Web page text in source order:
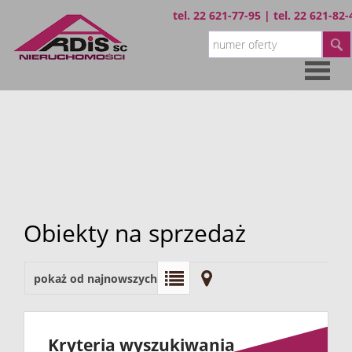
tel. 22 621-77-95 | tel. 22 621-82-
O
Obiekty na sprzedaż
pokaż od najnowszych
Kryteria wyszukiwania